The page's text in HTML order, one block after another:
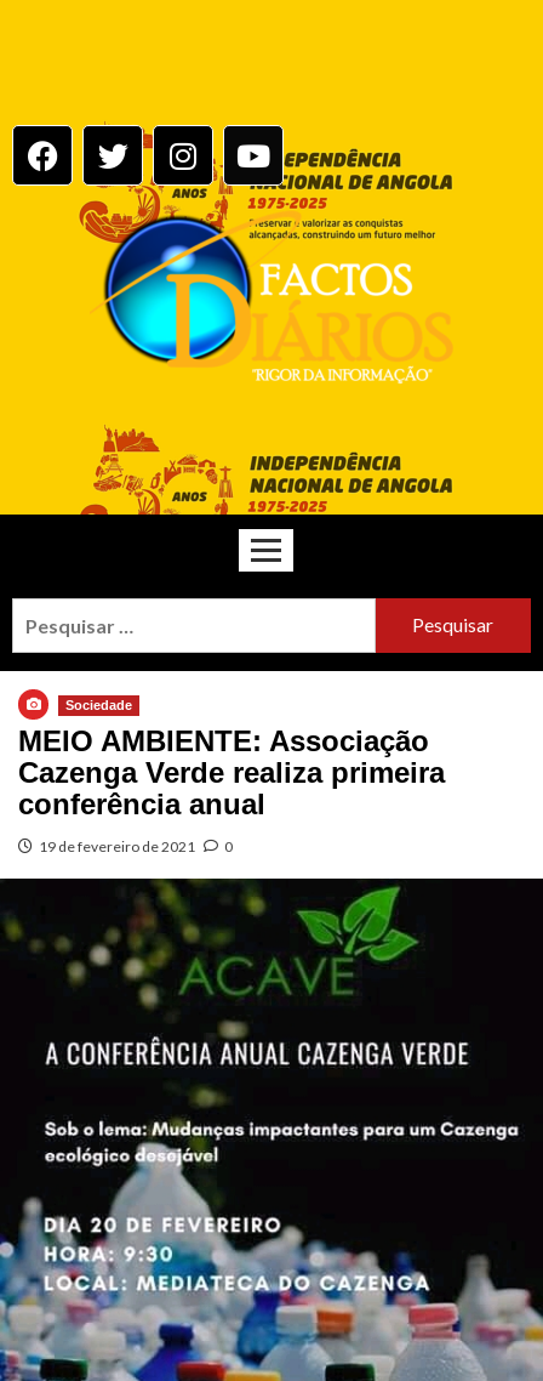
Sociedade
MEIO AMBIENTE: Associação
Cazenga Verde realiza primeira
conferência anual
19 de fevereiro de 2021 0